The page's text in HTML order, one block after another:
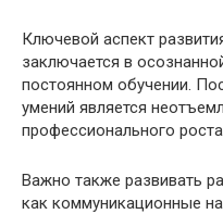
Ключевой аспект
заключается в
постоянном обучении.
умений является
профессионального
Важно также развивать
как коммуникационные